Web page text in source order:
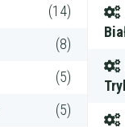
(14)
(8)
(5)
(5)